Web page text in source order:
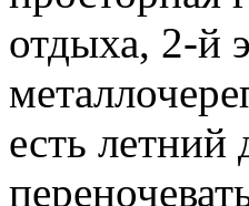
отдыха, 2-й
есть